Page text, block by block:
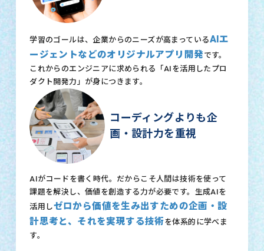
学習のゴールは、企業からのニーズが高まっているAIエ
ージェントなどのオリジナルアプリ開発です。
これからのエンジニアに求められる「AIを活用したプロ
ダクト開発力」が身につきます。
コーディングよりも企
画・設計力を重視
AIがコードを書く時代。だからこそ人間は技術を使って
課題を解決し、価値を創造する力が必要です。生成AIを
活用しゼロから価値を生み出すための企画・設
計思考と、それを実現する技術を体系的に学べま
す。